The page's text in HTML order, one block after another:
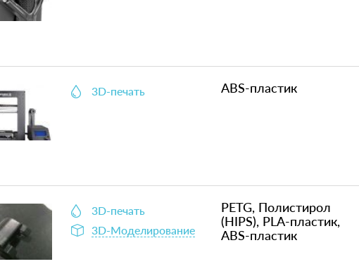
3D-печать ABS-пластик
3D-печать
3D-Моделирование
PETG, Полистирол
(HIPS), PLA-пластик,
ABS-пластик